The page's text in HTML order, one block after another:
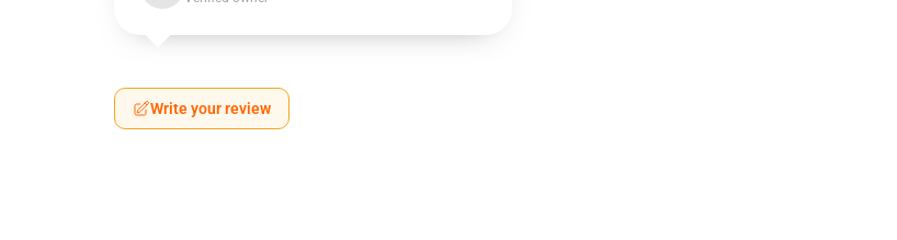
Write your review